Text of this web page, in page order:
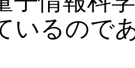
いるので